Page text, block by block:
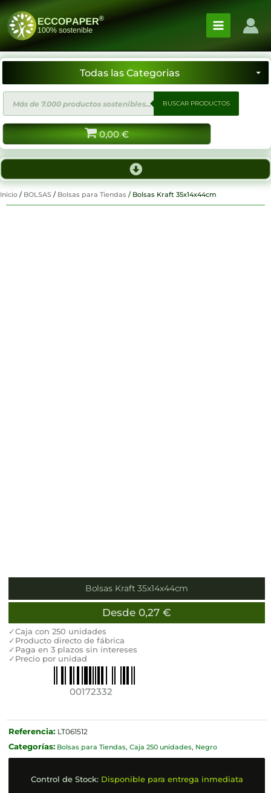
Ir
contenido
de
productos
BUSCAR PRODUCTOS
0,00 €
Inicio / BOLSAS / Bolsas para Tiendas / Bolsas Kraft 35x14x44cm
Bolsas Kraft 35x14x44cm
Desde 0,27 €
✓Caja con 250 unidades
✓Producto directo de fábrica
✓Paga en 3 plazos sin intereses
✓Precio por unidad
00172332
Referencia: LT061512
Categorías: Bolsas para Tiendas, Caja 250 unidades, Negro
Control de Stock: Disponible para entrega inmediata